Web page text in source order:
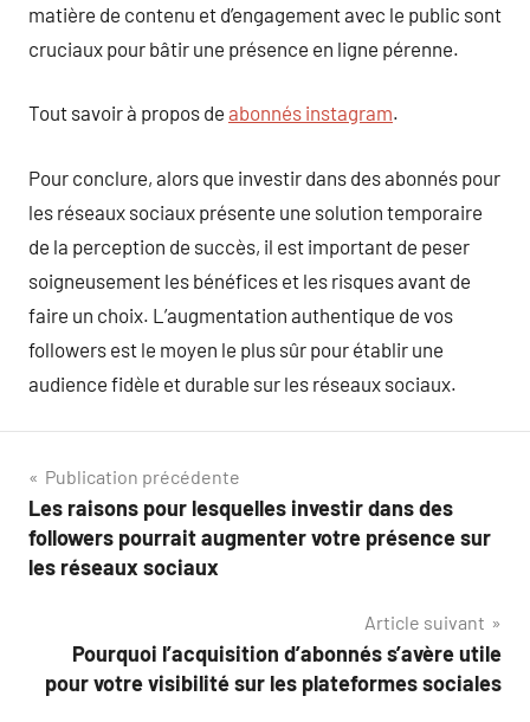
matière de contenu et d’engagement avec le public sont
cruciaux pour bâtir une présence en ligne pérenne.
Tout savoir à propos de abonnés instagram.
Pour conclure, alors que investir dans des abonnés pour
les réseaux sociaux présente une solution temporaire
de la perception de succès, il est important de peser
soigneusement les bénéfices et les risques avant de
faire un choix. L’augmentation authentique de vos
followers est le moyen le plus sûr pour établir une
audience fidèle et durable sur les réseaux sociaux.
Navigation
de
l’article
Publication précédente
Les raisons pour lesquelles investir dans des
followers pourrait augmenter votre présence sur
les réseaux sociaux
Article suivant
Pourquoi l’acquisition d’abonnés s’avère utile
pour votre visibilité sur les plateformes sociales